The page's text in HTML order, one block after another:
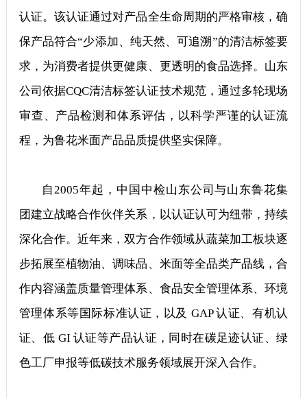
认证。该认证通过对产品全生命周期的严格审核，确
保产品符合“少添加、纯天然、可追溯”的清洁标签要
求，为消费者提供更健康、更透明的食品选择。山东
公司依据CQC清洁标签认证技术规范，通过多轮现场
审查、产品检测和体系评估，以科学严谨的认证流
程，为鲁花米面产品品质提供坚实保障。
自2005年起，中国中检山东公司与山东鲁花集
团建立战略合作伙伴关系，以认证认可为纽带，持续
深化合作。近年来，双方合作领域从蔬菜加工板块逐
步拓展至植物油、调味品、米面等全品类产品线，合
作内容涵盖质量管理体系、食品安全管理体系、环境
管理体系等国际标准认证，以及 GAP 认证、有机认
证、低 GI 认证等产品认证，同时在碳足迹认证、绿
色工厂申报等低碳技术服务领域展开深入合作。